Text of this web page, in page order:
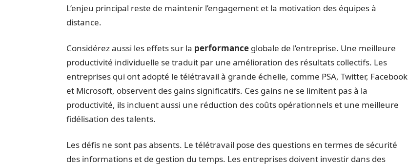
L’enjeu principal reste de maintenir l’engagement et la motivation des équipes à
distance.
Considérez aussi les effets sur la performance globale de l’entreprise. Une meilleure
productivité individuelle se traduit par une amélioration des résultats collectifs. Les
entreprises qui ont adopté le télétravail à grande échelle, comme PSA, Twitter, Facebook
et Microsoft, observent des gains significatifs. Ces gains ne se limitent pas à la
productivité, ils incluent aussi une réduction des coûts opérationnels et une meilleure
fidélisation des talents.
Les défis ne sont pas absents. Le télétravail pose des questions en termes de sécurité
des informations et de gestion du temps. Les entreprises doivent investir dans des